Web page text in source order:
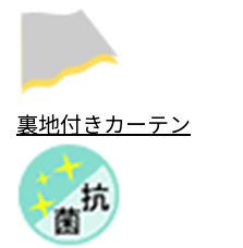
裏地付きカーテン